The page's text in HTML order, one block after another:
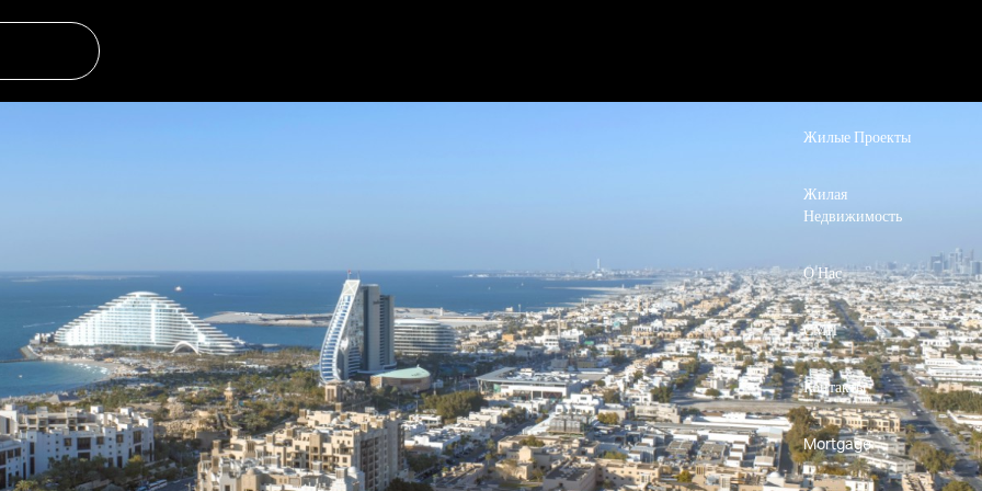
Жилые Проекты
Жилая
Недвижимость
О Нас
СМИ
Контакты
Mortgage